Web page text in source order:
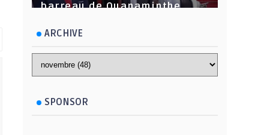
barreau de Ouanaminthe.
ARCHIVE
SPONSOR